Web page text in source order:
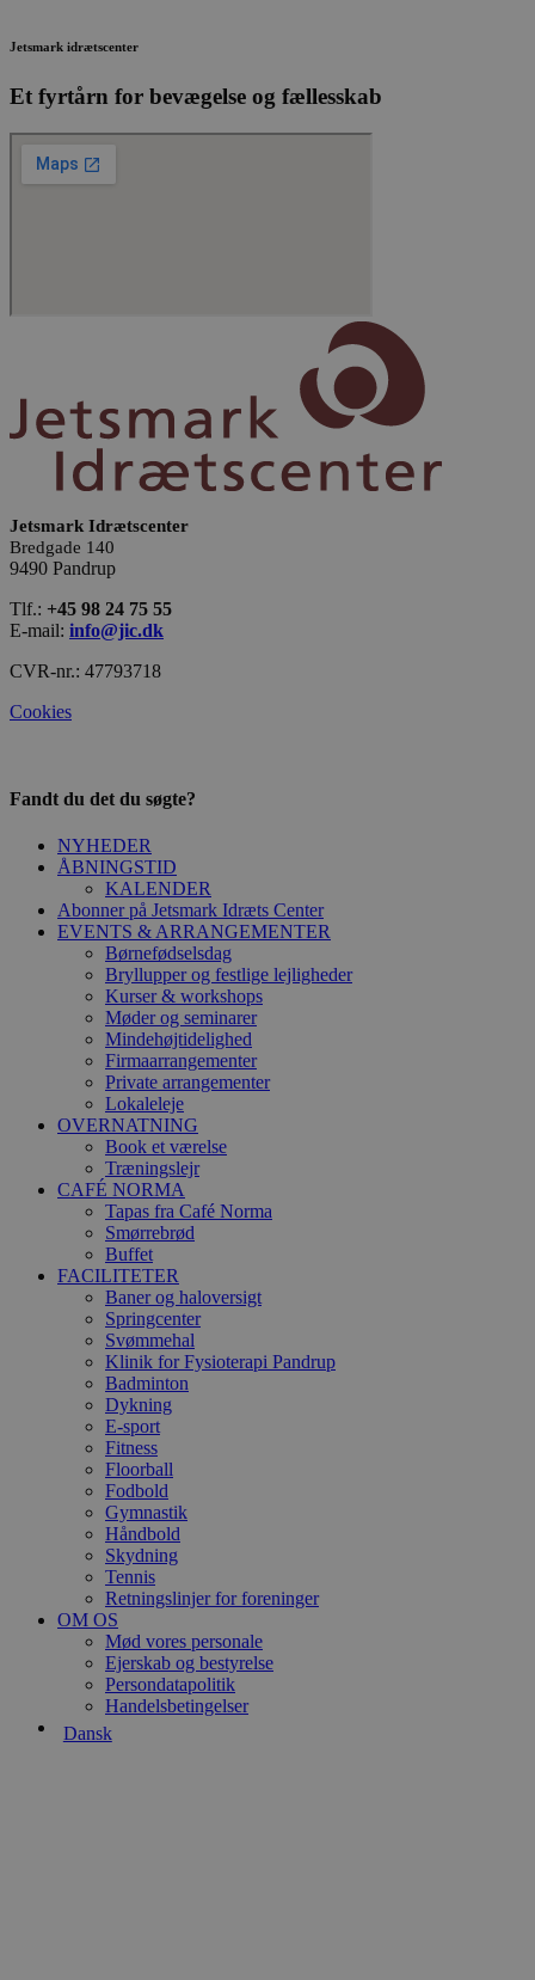
Jetsmark idrætscenter
Et fyrtårn for bevægelse og fællesskab
Jetsmark Idrætscenter
Bredgade 140
9490 Pandrup
Tlf.: +45 98 24 75 55
E-mail: info@jic.dk
CVR-nr.: 47793718
Cookies
Fandt du det du søgte?
NYHEDER
ÅBNINGSTID
KALENDER
Abonner på Jetsmark Idræts Center
EVENTS & ARRANGEMENTER
Børnefødselsdag
Bryllupper og festlige lejligheder
Kurser & workshops
Møder og seminarer
Mindehøjtidelighed
Firmaarrangementer
Private arrangementer
Lokaleleje
OVERNATNING
Book et værelse
Træningslejr
CAFÉ NORMA
Tapas fra Café Norma
Smørrebrød
Buffet
FACILITETER
Baner og haloversigt
Springcenter
Svømmehal
Klinik for Fysioterapi Pandrup
Badminton
Dykning
E-sport
Fitness
Floorball
Fodbold
Gymnastik
Håndbold
Skydning
Tennis
Retningslinjer for foreninger
OM OS
Mød vores personale
Ejerskab og bestyrelse
Persondatapolitik
Handelsbetingelser
Dansk